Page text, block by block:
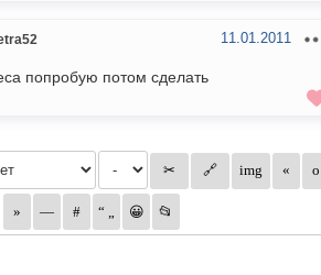
11.01.2011
попробую потом сделать